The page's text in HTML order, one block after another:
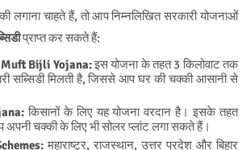
चाहते हैं, तो आप निम्नलिखित सरकारी योजनाओं
प्राप्त कर सकते हैं:
Bijli Yojana:इस योजना के तहत 3 किलोवाट तक
सब्सिडी मिलती है, जिससे आप घर की चक्की आसानी से
किसानों के लिए यह योजना वरदान है। इसके तहत
चक्की के लिए भी सोलर प्लांट लगा सकते हैं।
महाराष्ट्र, राजस्थान, उत्तर प्रदेश और बिहार